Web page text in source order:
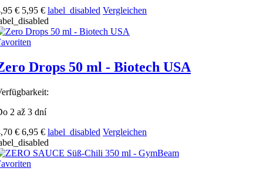
€ 5,95 € label_disabled Vergleichen
Drops 50 ml - Biotech USA
2 až 3 dní
€ 6,95 € label_disabled Vergleichen